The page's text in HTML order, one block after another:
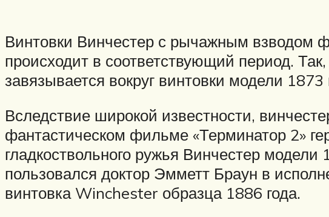
Винтовки Винчестер с рычажным взводом
происходит в соответствующий период.
завязывается вокруг винтовки модели
Вследствие широкой известности,
фантастическом фильме «Терминатор 2»
гладкоствольного ружья Винчестер
пользовался доктор Эмметт Браун в
винтовка Winchester образца 1886 года.